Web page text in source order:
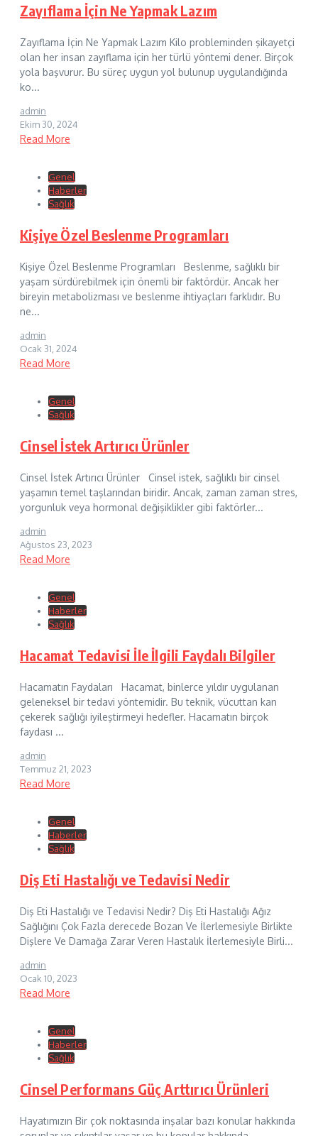
Zayıflama İçin Ne Yapmak Lazım
Zayıflama İçin Ne Yapmak Lazım Kilo probleminden şikayetçi
olan her insan zayıflama için her türlü yöntemi dener. Birçok
yola başvurur. Bu süreç uygun yol bulunup uygulandığında
ko...
admin
Ekim 30, 2024
Read More
Genel
Haberler
Sağlık
Kişiye Özel Beslenme Programları
Kişiye Özel Beslenme Programları Beslenme, sağlıklı bir
yaşam sürdürebilmek için önemli bir faktördür. Ancak her
bireyin metabolizması ve beslenme ihtiyaçları farklıdır. Bu
ne...
admin
Ocak 31, 2024
Read More
Genel
Sağlık
Cinsel İstek Artırıcı Ürünler
Cinsel İstek Artırıcı Ürünler Cinsel istek, sağlıklı bir cinsel
yaşamın temel taşlarından biridir. Ancak, zaman zaman stres,
yorgunluk veya hormonal değişiklikler gibi faktörler...
admin
Ağustos 23, 2023
Read More
Genel
Haberler
Sağlık
Hacamat Tedavisi İle İlgili Faydalı Bilgiler
Hacamatın Faydaları Hacamat, binlerce yıldır uygulanan
geleneksel bir tedavi yöntemidir. Bu teknik, vücuttan kan
çekerek sağlığı iyileştirmeyi hedefler. Hacamatın birçok
faydası ...
admin
Temmuz 21, 2023
Read More
Genel
Haberler
Sağlık
Diş Eti Hastalığı ve Tedavisi Nedir
Diş Eti Hastalığı ve Tedavisi Nedir? Diş Eti Hastalığı Ağız
Sağlığını Çok Fazla derecede Bozan Ve İlerlemesiyle Birlikte
Dişlere Ve Damağa Zarar Veren Hastalık İlerlemesiyle Birli...
admin
Ocak 10, 2023
Read More
Genel
Haberler
Sağlık
Cinsel Performans Güç Arttırıcı Ürünleri
Hayatımızın Bir çok noktasında inşalar bazı konular hakkında